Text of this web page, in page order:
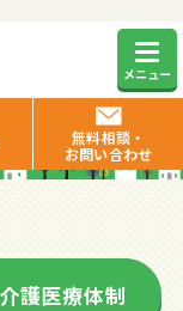
メニュー
無料相談・
お問い合わせ
神戸
護医療体制